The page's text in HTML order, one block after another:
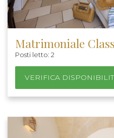
Matrimoniale
Posti letto: 2
VERIFICA